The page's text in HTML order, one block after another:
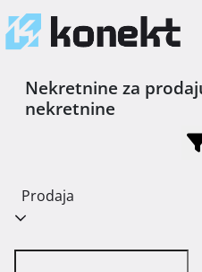
Nekretnine za
nekretnine
Prodaja